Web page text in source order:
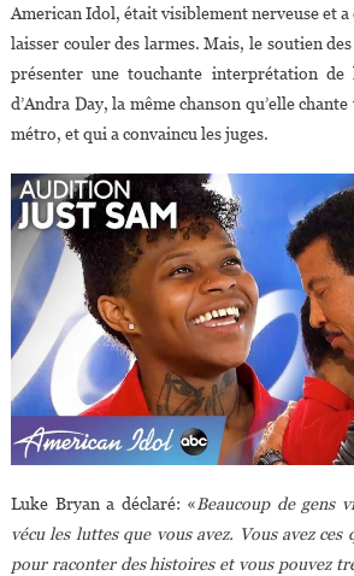
American Idol, était visiblement nerveuse et
laisser couler des larmes. Mais, le soutien
présenter une touchante interprétation de
d’Andra Day, la même chanson qu’elle
métro, et qui a convaincu les juges.
Luke Bryan a déclaré: «Beaucoup de gens
vécu les luttes que vous avez. Vous avez
pour raconter des histoires et vous pouvez